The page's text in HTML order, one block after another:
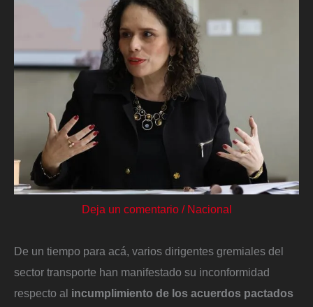
Deja un comentario / Nacional
De un tiempo para acá, varios dirigentes gremiales del
sector transporte han manifestado su inconformidad
respecto al incumplimiento de los acuerdos pactados